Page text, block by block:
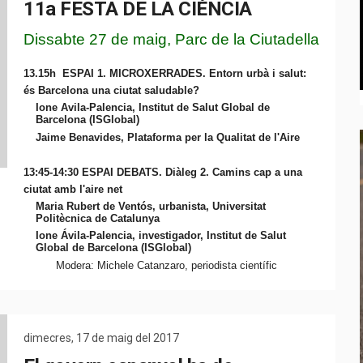
11a FESTA DE LA CIÈNCIA
Dissabte 27 de maig, Parc de la Ciutadella
13.15h ESPAI 1. MICROXERRADES. Entorn urbà i salut:
és Barcelona una ciutat saludable?
Ione Avila-Palencia, Institut de Salut Global de
Barcelona (ISGlobal)
Jaime Benavides, Plataforma per la Qualitat de l'Aire
13:45-14:30 ESPAI DEBATS. Diàleg 2. Camins cap a una
ciutat amb l'aire net
Maria Rubert de Ventós, urbanista, Universitat
Politècnica de Catalunya
Ione Ávila-Palencia, investigador, Institut de Salut
Global de Barcelona (ISGlobal)
Modera: Michele Catanzaro, periodista científic
dimecres, 17 de maig del 2017